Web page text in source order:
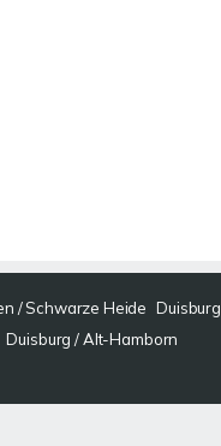
/ Schwarze Heide Duisburg
Duisburg / Alt-Hamborn